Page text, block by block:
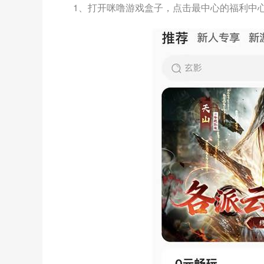
1、打开咪噜游戏盒子，点击最中心的福利中